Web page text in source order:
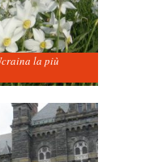
la più